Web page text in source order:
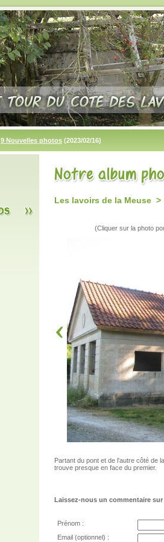
9 Nouvelles photos (2023/02/16)
Les lavoirs de la Meuse
(Cliquer sur la photo
Partant du pont et de l'autre côté de
trouve presque en face du premier.
Laissez-nous un commentaire
Prénom :
Email (optionnel) :